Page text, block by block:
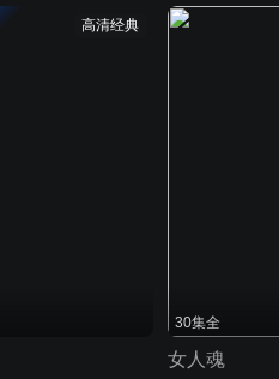
高清经典
30集全
女人魂